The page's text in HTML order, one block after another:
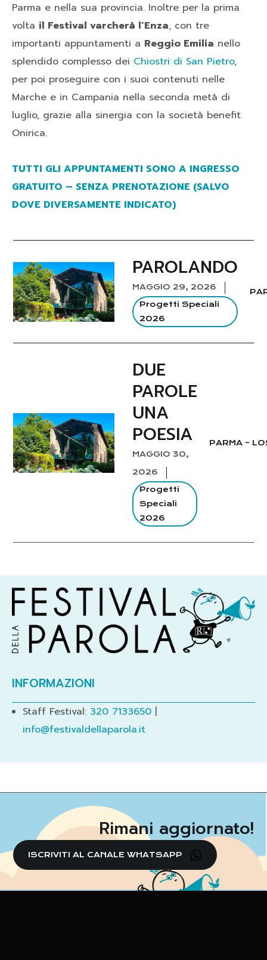
Parma e nella sua provincia. Inoltre per la prima
volta il Festival varcherà l’Enza, con tre
importanti appuntamenti a Reggio Emilia nello
splendido complesso dei Chiostri di San Pietro,
per poi proseguire con i suoi contenuti nelle
Marche e in Campania nella seconda metà di
luglio, grazie alla sinergia con la società benefit
Onirica.
TUTTI GLI APPUNTAMENTI SONO A INGRESSO
GRATUITO – SENZA PRENOTAZIONE (SALVO
DOVE DIVERSAMENTE INDICATO)
PAROLANDO
MAGGIO 29, 2026
Progetti Speciali
2026
DUE
PAROLE
UNA
POESIA
MAGGIO 30,
2026
Progetti
Speciali
2026
PARMA –
INFORMAZIONI
Staff Festival: 320 7133650|
info@festivaldellaparola.it
Rimani aggiornato!
ISCRIVITI AL CANALE WHATSAPP